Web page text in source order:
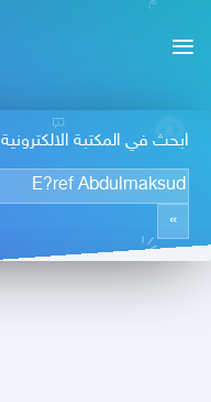
ابحث في المكتبة الالكترونية